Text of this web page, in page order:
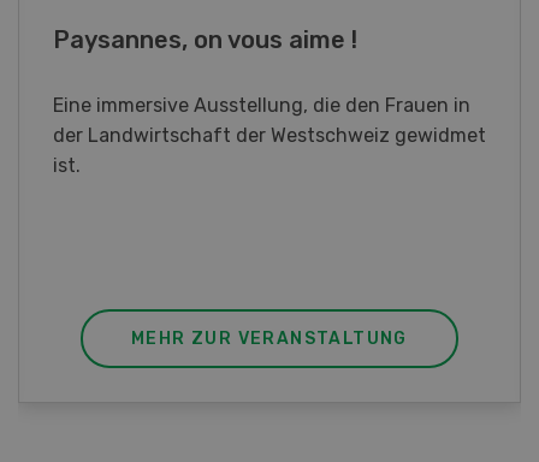
Fachkurs Aquakultur
Sind Sie in der Fischzucht tätig oder
interessieren Sie sich für das Thema? In
diesem Fall ist unser FBA-Weiterbildungskurs
MEHR ZUR VERANSTALTUNG